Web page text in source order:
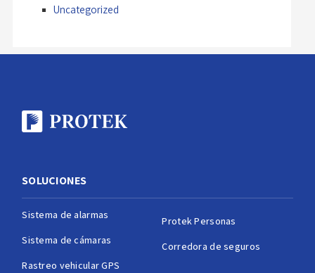
Uncategorized
SOLUCIONES
Sistema de alarmas
Sistema de cámaras
Rastreo vehicular GPS
Protek Personas
Corredora de seguros